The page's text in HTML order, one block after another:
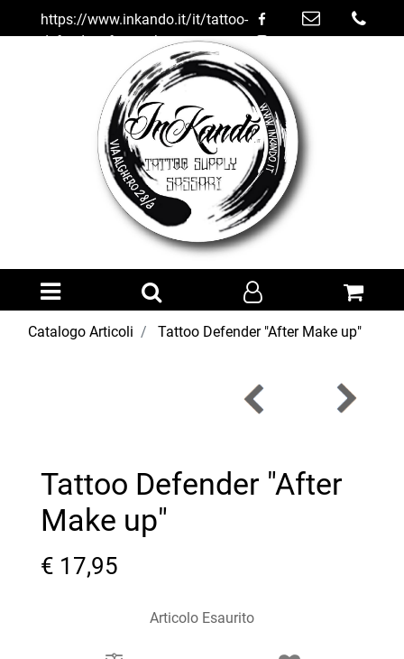
https://www.inkando.it/it/tattoo-
defender-after-make-up
Open menu
Catalogo Articoli Tattoo Defender "After Make up"
Tattoo Defender "After
Make up"
€ 17,95
Articolo Esaurito